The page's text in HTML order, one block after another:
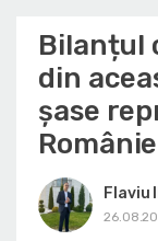
Bilanțul
din
șase
Flaviu